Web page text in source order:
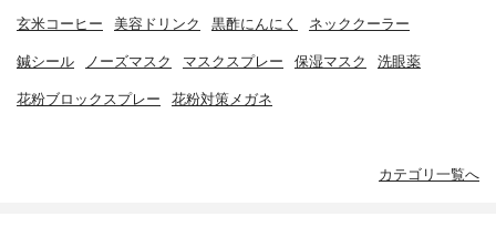
玄米コーヒー 美容ドリンク 黒酢にんにく ネッククーラー
鍼シール ノーズマスク マスクスプレー 保湿マスク 洗眼薬
花粉ブロックスプレー 花粉対策メガネ
カテゴリ一覧へ